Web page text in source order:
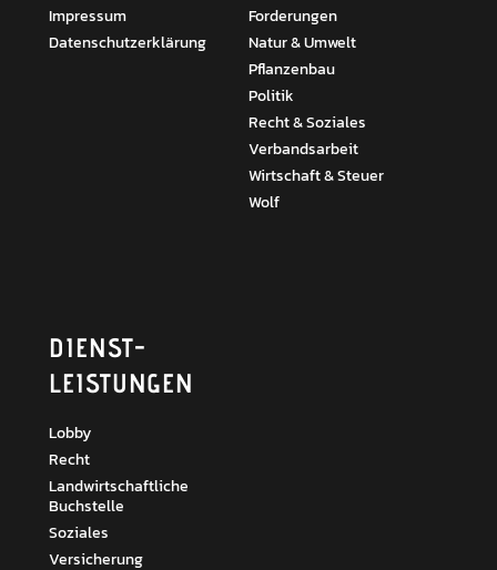
Impressum
Datenschutzerklärung
Forderungen
Natur & Umwelt
Pflanzenbau
Politik
Recht & Soziales
Verbandsarbeit
Wirtschaft & Steuer
Wolf
DIENST­
LEISTUNGEN
Lobby
Recht
Landwirtschaftliche
Buchstelle
Soziales
Versicherung